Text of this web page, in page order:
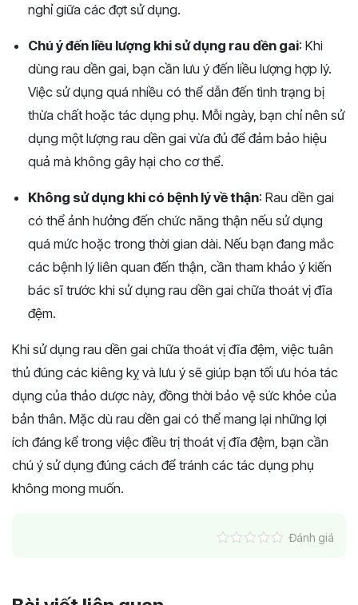
nghỉ giữa các đợt sử dụng.
Chú ý đến liều lượng khi sử dụng rau dền gai: Khi
dùng rau dền gai, bạn cần lưu ý đến liều lượng hợp lý.
Việc sử dụng quá nhiều có thể dẫn đến tình trạng bị
thừa chất hoặc tác dụng phụ. Mỗi ngày, bạn chỉ nên sử
dụng một lượng rau dền gai vừa đủ để đảm bảo hiệu
quả mà không gây hại cho cơ thể.
Không sử dụng khi có bệnh lý về thận: Rau dền gai
có thể ảnh hưởng đến chức năng thận nếu sử dụng
quá mức hoặc trong thời gian dài. Nếu bạn đang mắc
các bệnh lý liên quan đến thận, cần tham khảo ý kiến
bác sĩ trước khi sử dụng rau dền gai chữa thoát vị đĩa
đệm.
Khi sử dụng rau dền gai chữa thoát vị đĩa đệm, việc tuân
thủ đúng các kiêng kỵ và lưu ý sẽ giúp bạn tối ưu hóa tác
dụng của thảo dược này, đồng thời bảo vệ sức khỏe của
bản thân. Mặc dù rau dền gai có thể mang lại những lợi
ích đáng kể trong việc điều trị thoát vị đĩa đệm, bạn cần
chú ý sử dụng đúng cách để tránh các tác dụng phụ
không mong muốn.
Đánh giá